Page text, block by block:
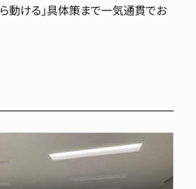
ら動ける」具体策まで一気通貫でお